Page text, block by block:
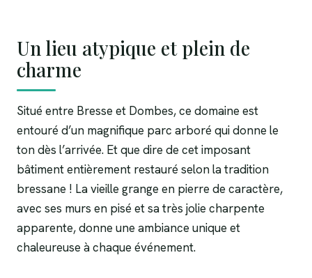
Un lieu atypique et plein de
charme
Situé entre Bresse et Dombes, ce domaine est
entouré d’un magnifique parc arboré qui donne le
ton dès l’arrivée. Et que dire de cet imposant
bâtiment entièrement restauré selon la tradition
bressane ! La vieille grange en pierre de caractère,
avec ses murs en pisé et sa très jolie charpente
apparente, donne une ambiance unique et
chaleureuse à chaque événement.